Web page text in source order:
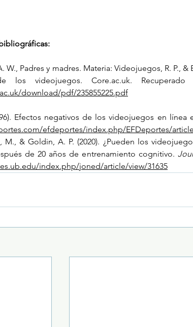
W., Padres y madres. Materia: Videojuegos, R. P.,
los videojuegos. Core.ac.uk
download/pdf/235855225.pdf
efdeportes/index.php/EFDeportes/
M., & Goldin, A. P. (2020). ¿Pueden los
de 20 años de entrenamiento cognitivo.
index.php/joned/article/view/31635